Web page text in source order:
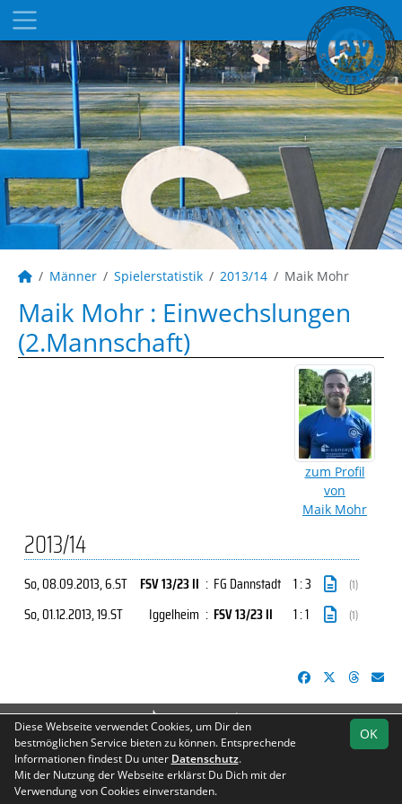
Männer Spielerstatistik 2013/14 Maik Mohr
Maik Mohr : Einwechslungen
(2.Mannschaft)
zum Profil
von
Maik Mohr
2013/14
So, 08.09.2013, 6.ST FSV 13/23 II : FG Dannstadt 1 : 3 (1)
So, 01.12.2013, 19.ST Iggelheim : FSV 13/23 II 1 : 1 (1)
soccero.de
© 2006 - 2026
Besucherstatistik Geburtstage
Datenschutz
OK
Diese Webseite verwendet Cookies, um Dir den
bestmöglichen Service bieten zu können. Entsprechende
Informationen findest Du unter Datenschutz.
Mit der Nutzung der Webseite erklärst Du Dich mit der
Verwendung von Cookies einverstanden.